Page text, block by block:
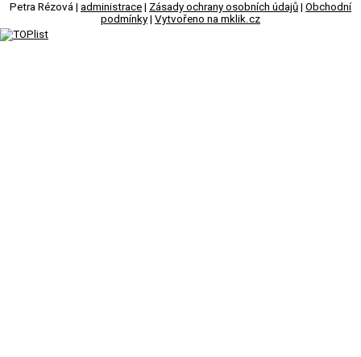
Petra Rézová | administrace | Zásady ochrany osobních údajů | Obchodní
podmínky | Vytvořeno na mklik.cz